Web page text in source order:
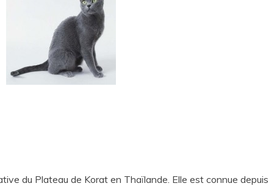
du Plateau de Korat en Thaïlande. Elle est connue depuis